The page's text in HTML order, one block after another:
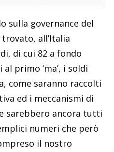
sulla governance del
all’Italia
di cui 82 a fondo
primo ‘ma’, i soldi
come saranno raccolti
ed i meccanismi di
sarebbero ancora tutti
numeri che però
il nostro